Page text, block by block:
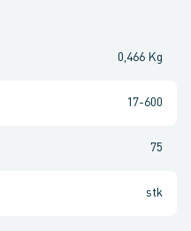
0,466 Kg
17-600
75
stk